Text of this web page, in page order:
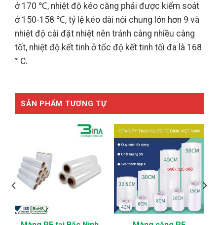
ở 170 ℃, nhiệt độ kéo căng phải được kiểm soát
ở 150-158 ℃, tỷ lệ kéo dài nói chung lớn hơn 9 và
nhiệt độ cài đặt nhiệt nên tránh càng nhiều càng
tốt, nhiệt độ kết tinh ở tốc độ kết tinh tối đa là 168
° C.
SẢN PHẨM TƯƠNG TỰ